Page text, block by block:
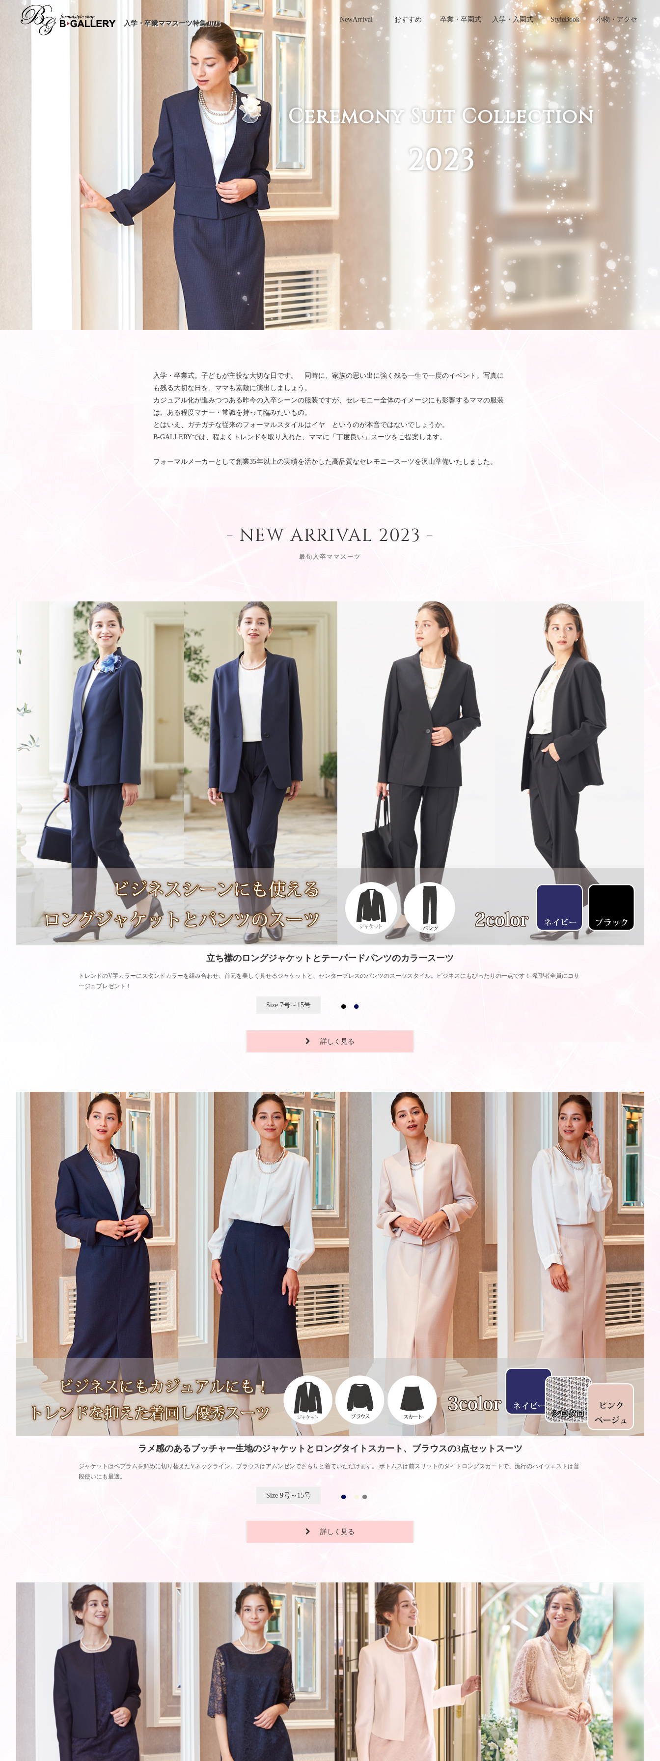
入学・卒業ママスーツ特集2023
NewArrival おすすめ 卒業・卒園式 入学・入園式 StyleBook 小物・アクセ
サリー
Ceremony Suit Collection
2023
入学・卒業式。子どもが主役な大切な日です。 同時に、家族の思い出に強く残る一生で一度のイベント。写真に
も残る大切な日を、ママも素敵に演出しましょう。
カジュアル化が進みつつある昨今の入卒シーンの服装ですが、セレモニー全体のイメージにも影響するママの服装
は、ある程度マナー・常識を持って臨みたいもの。
とはいえ、ガチガチな従来のフォーマルスタイルはイヤ というのが本音ではないでしょうか。
B-GALLERYでは、程よくトレンドを取り入れた、ママに「丁度良い」スーツをご提案します。
フォーマルメーカーとして創業35年以上の実績を活かした高品質なセレモニースーツを沢山準備いたしました。
- NEW ARRIVAL 2023 -
最旬入卒ママスーツ
立ち襟のロングジャケットとテーパードパンツのカラースーツ
トレンドのV字カラーにスタンドカラーを組み合わせ、首元を美しく見せるジャケットと、センタープレスのパンツのスーツスタイル。ビジネスにもぴったりの一点です！ 希望者全員にコサ
ージュプレゼント！
7号～15号
詳しく見る
ラメ感のあるブッチャー生地のジャケットとロングタイトスカート、ブラウスの3点セットスーツ
ジャケットはペプラムを斜めに切り替えたVネックライン。ブラウスはアムンゼンでさらりと着ていただけます。 ボトムスは前スリットのタイトロングスカートで、流行のハイウエストは普
段使いにも最適。
9号～15号
詳しく見る